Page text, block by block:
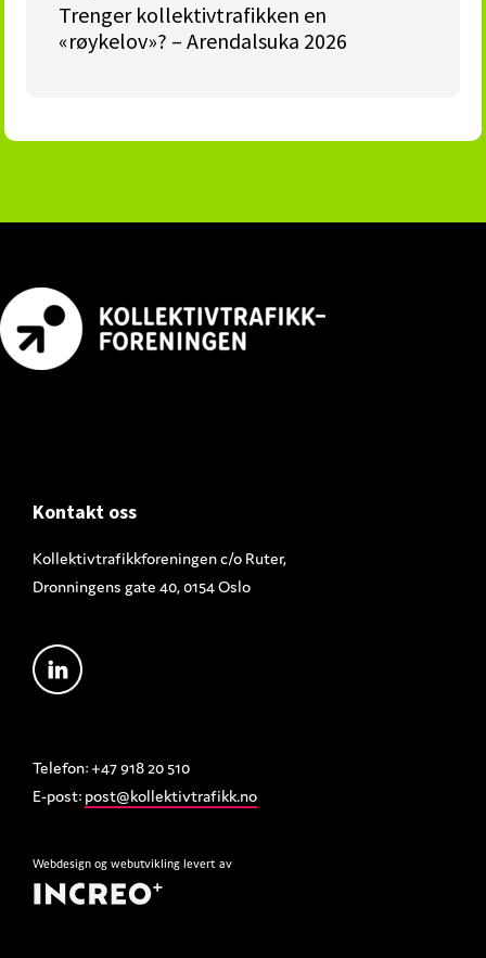
Trenger kollektivtrafikken en
«røykelov»? – Arendalsuka 2026
Footer
Kontakt oss
Kollektivtrafikkforeningen c/o Ruter,
Dronningens gate 40, 0154 Oslo
Telefon: +47 918 20 510
E-post: post@kollektivtrafikk.no
Webdesign og webutvikling levert av